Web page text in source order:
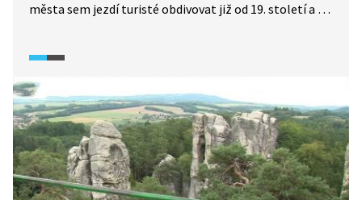
města sem jezdí turisté obdivovat již od 19. století a o
součástí CHKO Český ráj, prvního chráněného území
svého druhu v tehdejším Československu.